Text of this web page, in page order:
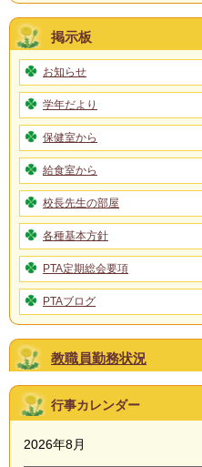
掲示板
お知らせ
学年だより
保健室から
給食室から
校長先生の部屋
各種基本方針
PTA定期総会要項
PTAブログ
教職員勤務状況
行事カレンダー
2026年8月